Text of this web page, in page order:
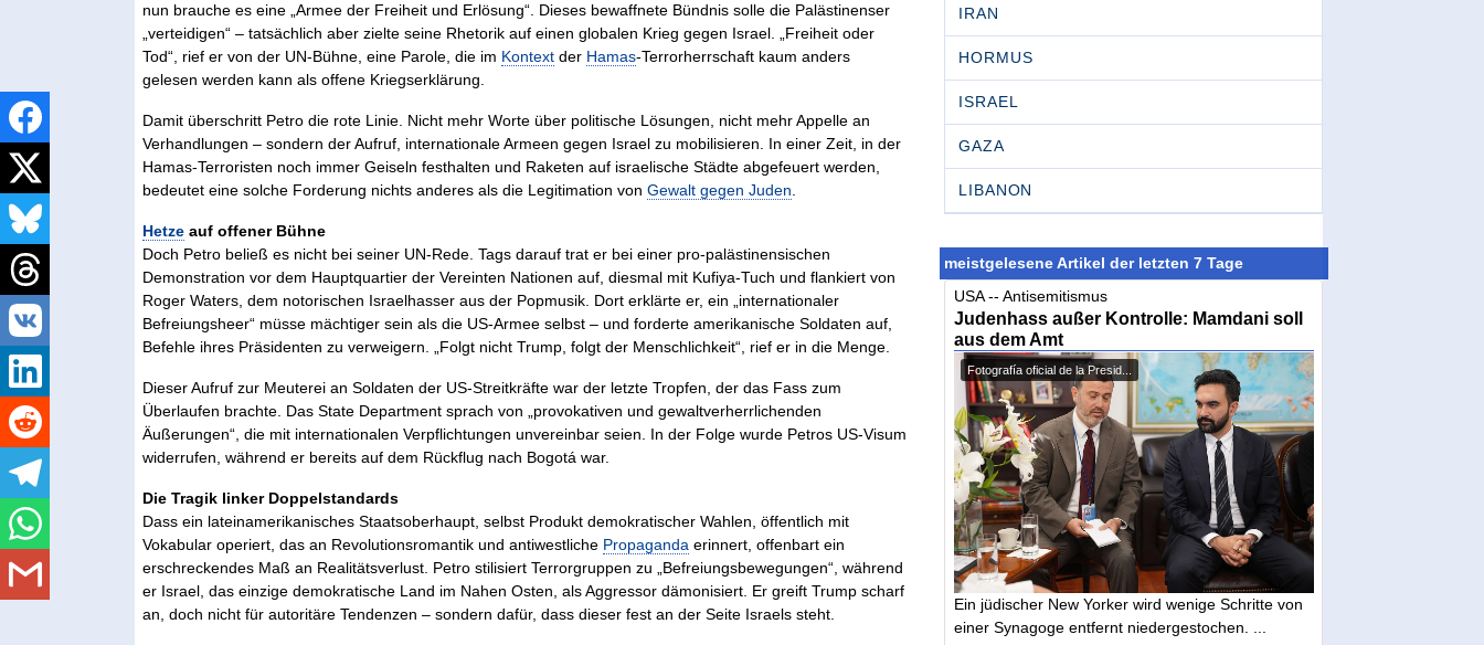
nun brauche es eine „Armee der Freiheit und Erlösung“. Dieses bewaffnete Bündnis solle die Palästinenser
„verteidigen“ – tatsächlich aber zielte seine Rhetorik auf einen globalen Krieg gegen Israel. „Freiheit oder
Tod“, rief er von der UN-Bühne, eine Parole, die im Kontext der Hamas-Terrorherrschaft kaum anders
gelesen werden kann als offene Kriegserklärung.
Damit überschritt Petro die rote Linie. Nicht mehr Worte über politische Lösungen, nicht mehr Appelle an
Verhandlungen – sondern der Aufruf, internationale Armeen gegen Israel zu mobilisieren. In einer Zeit, in der
Hamas-Terroristen noch immer Geiseln festhalten und Raketen auf israelische Städte abgefeuert werden,
bedeutet eine solche Forderung nichts anderes als die Legitimation vonGewalt gegen Juden
Hetze auf offener Bühne
Doch Petro beließ es nicht bei seiner UN-Rede. Tags darauf trat er bei einer pro-palästinensischen
Demonstration vor dem Hauptquartier der Vereinten Nationen auf, diesmal mit Kufiya-Tuch und flankiert von
Roger Waters, dem notorischen Israelhasser aus der Popmusik. Dort erklärte er, ein „internationaler
Befreiungsheer“ müsse mächtiger sein als die US-Armee selbst – und forderte amerikanische Soldaten auf,
Befehle ihres Präsidenten zu verweigern. „Folgt nicht Trump, folgt der Menschlichkeit“, rief er in die Menge.
Dieser Aufruf zur Meuterei an Soldaten der US-Streitkräfte war der letzte Tropfen, der das Fass zum
Überlaufen brachte. Das State Department sprach von „provokativen und gewaltverherrlichenden
Äußerungen“, die mit internationalen Verpflichtungen unvereinbar seien. In der Folge wurde Petros US-Visum
widerrufen, während er bereits auf dem Rückflug nach Bogotá war.
Die Tragik linker Doppelstandards
Dass ein lateinamerikanisches Staatsoberhaupt, selbst Produkt demokratischer Wahlen, öffentlich mit
Vokabular operiert, das an Revolutionsromantik und antiwestliche Propaganda erinnert, offenbart ein
erschreckendes Maß an Realitätsverlust. Petro stilisiert Terrorgruppen zu „Befreiungsbewegungen“, während
er Israel, das einzige demokratische Land im Nahen Osten, als Aggressor dämonisiert. Er greift Trump scharf
an, doch nicht für autoritäre Tendenzen – sondern dafür, dass dieser fest an der Seite Israels steht.
IRAN
HORMUS
ISRAEL
GAZA
LIBANON
meistgelesene Artikel der letzten 7 Tage
USA -- Antisemitismus
Judenhass außer Kontrolle: Mamdani soll
aus dem Amt
Fotografía oficial de la Presid...
Ein jüdischer New Yorker wird wenige Schritte von
einer Synagoge entfernt niedergestochen. ...